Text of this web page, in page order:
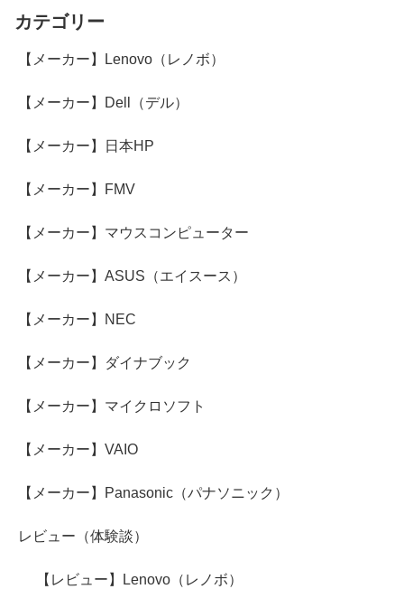
カテゴリー
【メーカー】Lenovo（レノボ）
【メーカー】Dell（デル）
【メーカー】日本HP
【メーカー】FMV
【メーカー】マウスコンピューター
【メーカー】ASUS（エイスース）
【メーカー】NEC
【メーカー】ダイナブック
【メーカー】マイクロソフト
【メーカー】VAIO
【メーカー】Panasonic（パナソニック）
レビュー（体験談）
【レビュー】Lenovo（レノボ）